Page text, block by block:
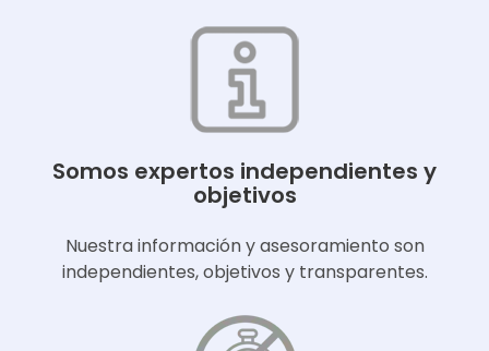
Somos expertos independientes y
objetivos
Nuestra información y asesoramiento son
independientes, objetivos y transparentes.